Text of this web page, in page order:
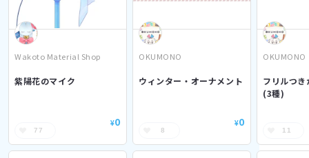
Wakoto Material Shop
紫陽花のマイク
77
¥0
OKUMONO
ウィンター・オーナメント
8
¥0
OKUMONO
フリルつ
(3種)
11